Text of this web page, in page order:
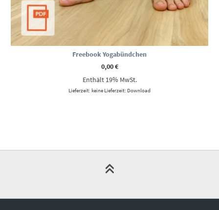
Freebook Yogabündchen
0,00€
Enthält 19% MwSt.
Lieferzeit: keine Lieferzeit: Download